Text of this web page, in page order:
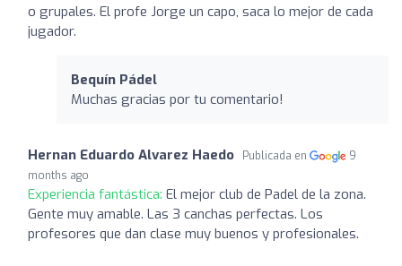
o grupales. El profe Jorge un capo, saca lo mejor de cada
jugador.
Bequín Pádel
Muchas gracias por tu comentario!
Hernan Eduardo Alvarez Haedo Publicada en
9
months ago
Experiencia fantástica: El mejor club de Padel de la zona.
Gente muy amable. Las 3 canchas perfectas. Los
profesores que dan clase muy buenos y profesionales.